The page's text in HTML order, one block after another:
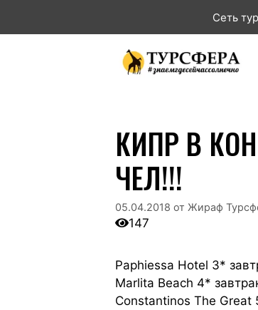
Сеть
КИПР В
ЧЕЛ!!!
05.04.2018 от Жираф
147
Paphiessa Hotel 3*
Marlita Beach 4*
Constantinos The